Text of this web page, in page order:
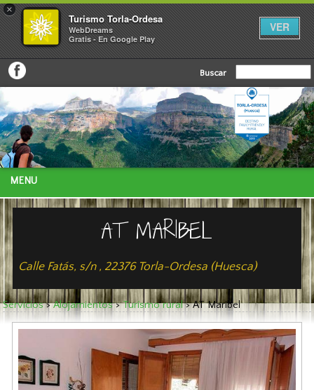
×
Turismo Torla-Ordesa
WebDreams
Gratis - En Google Play
VER
Buscar
MENU
AT MARIBEL
Calle Fatás, s/n , 22376 Torla-Ordesa (Huesca)
Servicios>Alojamientos>Turísmo rural>AT Maribel